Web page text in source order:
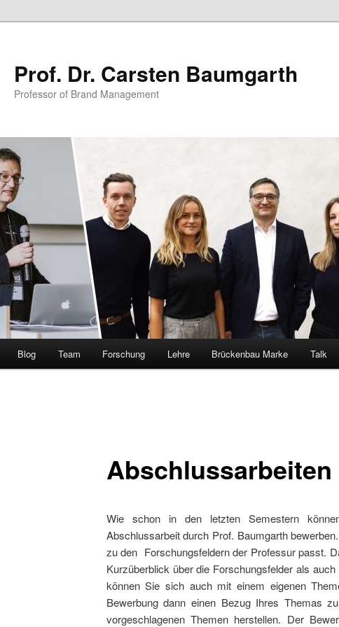
Prof. Dr. Carsten Baumgarth
Professor of Brand Management
Blog Team Forschung Lehre Brückenbau Marke Talk
Abschlussarbeiten
Wie schon in den letzten Semestern
Abschlussarbeit durch Prof. Baumgarth
zu den Forschungsfeldern der Professur passt.
Kurzüberblick über die Forschungsfelder als
können Sie sich auch mit einem eigenen
Bewerbung dann einen Bezug Ihres Themas
vorgeschlagenen Themen herstellen. Der